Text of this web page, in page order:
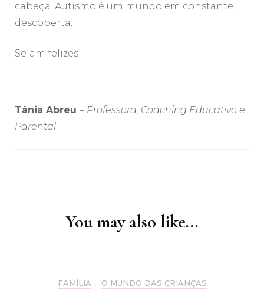
cabeça. Autismo é um mundo em constante
descoberta.
Sejam felizes
Tânia Abreu – Professora, Coaching Educativo e
Parental
You may also like...
FAMÍLIA , O MUNDO DAS CRIANÇAS